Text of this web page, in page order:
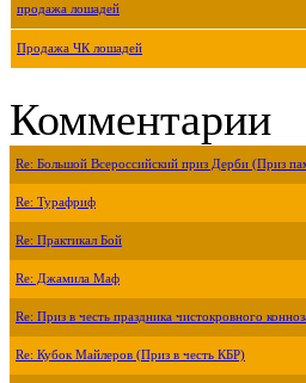
продажа лошадей
Продажа ЧК лошадей
Комментарии
Re: Большой Всероссийский приз Дерби (Приз
Re: Турафриф
Re: Практикал Бой
Re: Джамила Маф
Re: Приз в честь праздника чистокровного
Re: Кубок Майлеров (Приз в честь КБР)